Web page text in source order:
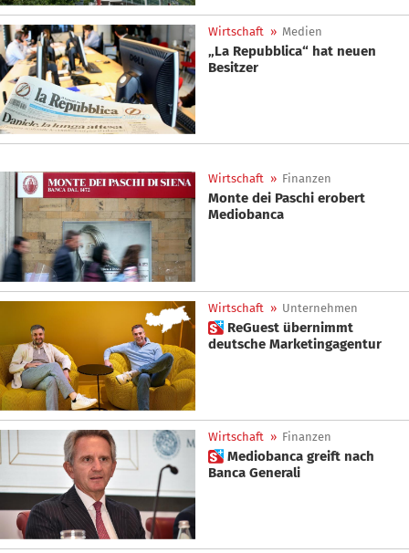
Wirtschaft » Medien
„La Repubblica“ hat neuen
Besitzer
Wirtschaft » Finanzen
Monte dei Paschi erobert
Mediobanca
Wirtschaft » Unternehmen
 ReGuest übernimmt
deutsche Marketingagentur
Wirtschaft » Finanzen
 Mediobanca greift nach
Banca Generali